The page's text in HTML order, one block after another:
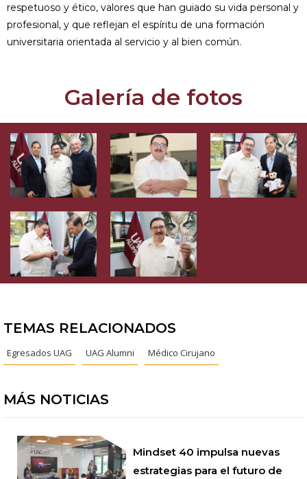
respetuoso y ético, valores que han guiado su vida personal y
profesional, y que reflejan el espíritu de una formación
universitaria orientada al servicio y al bien común.
Galería de fotos
TEMAS RELACIONADOS
Egresados UAG UAG Alumni Médico Cirujano
MÁS NOTICIAS
Mindset 40 impulsa nuevas
estrategias para el futuro de